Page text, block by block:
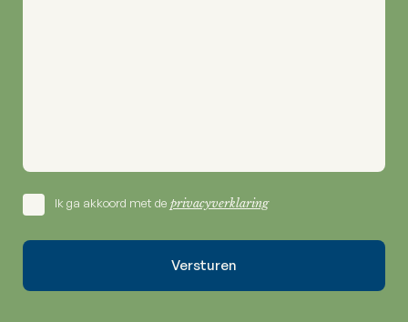
Ik ga akkoord met de privacyverklaring